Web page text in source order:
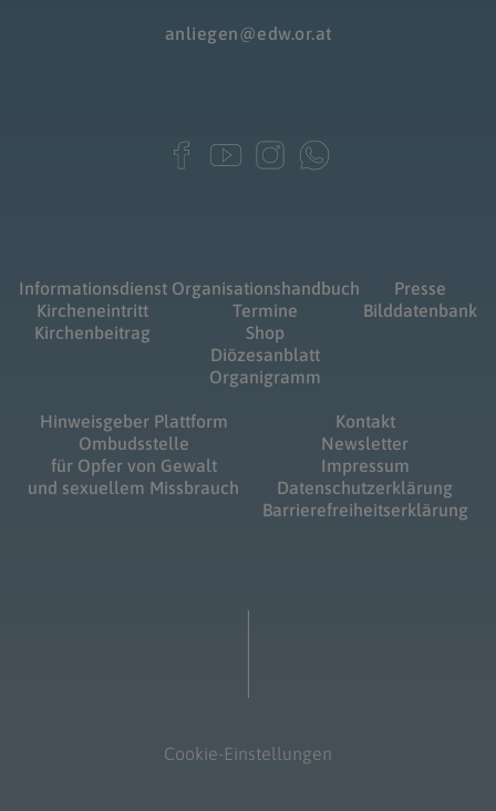
anliegen@edw.or.at
Informationsdienst
Kircheneintritt
Kirchenbeitrag
Organisationshandbuch
Termine
Shop
Diözesanblatt
Organigramm
Presse
Bilddatenbank
Hinweisgeber Plattform
Ombudsstelle
für Opfer von Gewalt
und sexuellem Missbrauch
Kontakt
Newsletter
Impressum
Datenschutzerklärung
Barrierefreiheitserklärung
Cookie-Einstellungen